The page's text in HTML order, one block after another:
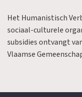
Het Humanistisch
sociaal-culturele
subsidies ontvangt
Vlaamse